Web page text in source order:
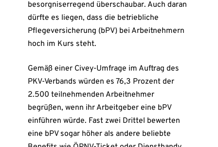
besorgniserregend überschaubar. Auch daran
dürfte es liegen, dass die betriebliche
Pflegeversicherung (bPV) bei Arbeitnehmern
hoch im Kurs steht.
Gemäß einer Civey-Umfrage im Auftrag des
PKV-Verbands würden es 76,3 Prozent der
2.500 teilnehmenden Arbeitnehmer
begrüßen, wenn ihr Arbeitgeber eine bPV
einführen würde. Fast zwei Drittel bewerten
eine bPV sogar höher als andere beliebte